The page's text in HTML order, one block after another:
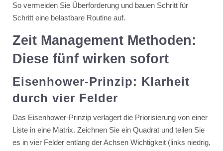
So vermeiden Sie Überforderung und bauen Schritt für
Schritt eine belastbare Routine auf.
Zeit Management Methoden:
Diese fünf wirken sofort
Eisenhower-Prinzip: Klarheit
durch vier Felder
Das Eisenhower-Prinzip verlagert die Priorisierung von einer
Liste in eine Matrix. Zeichnen Sie ein Quadrat und teilen Sie
es in vier Felder entlang der Achsen Wichtigkeit (links niedrig,